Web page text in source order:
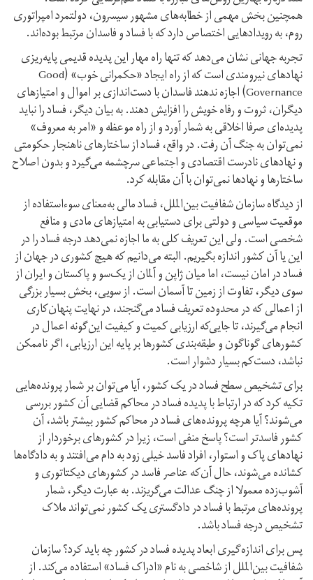
همچنین بخش مهمی از خطابه‌های مشهور سیسرون، دولتمرد امپراتوری
روم، به رویداد‌هایی اختصاص دارد که با فساد و فاسدان مرتبط بوده‌اند.
تجربه جهانی نشان می‌دهد که تنها راه مهار این پدیده قدیمی پایه‌ریزی
نهاد‌های نیرومندی است که از راه ایجاد «حکمرانی خوب» (Good
Governance) اجازه ندهند فاسدان با دست‌اندازی بر اموال و امتیاز‌های
دیگران، ثروت و رفاه خویش را افزایش دهند. به بیان دیگر، فساد را نباید
پدیده‌ای صرفا اخلاقی به شمار آورد و از راه موعظه و «امر به معروف»
نمی‌توان به جنگ آن رفت. در واقع، فساد از ساختار‌های ناهنجار حکومتی
و نهاد‌های نادرست اقتصادی و اجتماعی سرچشمه می‌گیرد و بدون اصلاح
ساختار‌ها و نهاد‌ها نمی‌توان با آن مقابله کرد.
از دیدگاه سازمان شفافیت بین‌الملل، فساد مالی به‌معنای سوء‌استفاده از
موقعیت سیاسی و دولتی برای دستیابی به امتیاز‌های مادی و منافع
شخصی است. ولی این تعریف کلی به ما اجازه نمی‌دهد درجه فساد را در
این یا آن کشور اندازه بگیریم. البته می‌دانیم که هیچ کشوری در جهان از
فساد در امان نیست، اما میان ژاپن و آلمان از یک‌سو و پاکستان و ایران از
سوی دیگر، تفاوت از زمین تا آسمان است. از سویی، بخش بسیار بزرگی
از اعمالی که در محدوده تعریف فساد می‌گنجند، در نهایت پنهان‌کاری
انجام می‌گیرند، تا جایی‌که ارزیابی کمیت و کیفیت این‌گونه اعمال در
کشور‌های گوناگون و طبقه‌بندی کشور‌ها بر پایه این ارزیابی، اگر نا‌ممکن
نباشد، دست‌کم بسیار دشوار است.
برای تشخیص سطح فساد در یک کشور، آیا می‌توان بر شمار پرونده‌هایی
تکیه کرد که در ارتباط با پدیده فساد در محاکم قضایی آن کشور بررسی
می‌شوند؟ آیا هر‌چه پرونده‌های فساد در محاکم کشور بیشتر باشد، آن
کشور فاسد‌تر است؟ پاسخ منفی است، زیرا در کشور‌های برخوردار از
نهاد‌های پاک و استوار، افراد فاسد خیلی زود به دام می‌افتند و به دادگاه‌ها
کشانده می‌شوند، حال آن‌که عناصر فاسد در کشور‌های دیکتاتوری و
آشوب‌زده معمولا از چنگ عدالت می‌گریزند. به عبارت دیگر، شمار
پرونده‌های مرتبط با فساد در دادگستری یک کشور نمی‌تواند ملاک
تشخیص درجه فساد باشد.
پس برای اندازه‌گیری ابعاد پدیده فساد در کشور چه باید کرد؟ سازمان
شفافیت بین‌الملل از شاخصی به نام «ادراک فساد» استفاده می‌کند. از